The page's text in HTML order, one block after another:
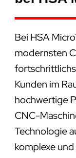
Kunden im
hochwertige
CNC-
Technologie
komplexe
hoher
Software
dabei eine